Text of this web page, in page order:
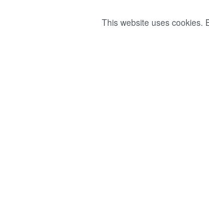
This website uses cookies.